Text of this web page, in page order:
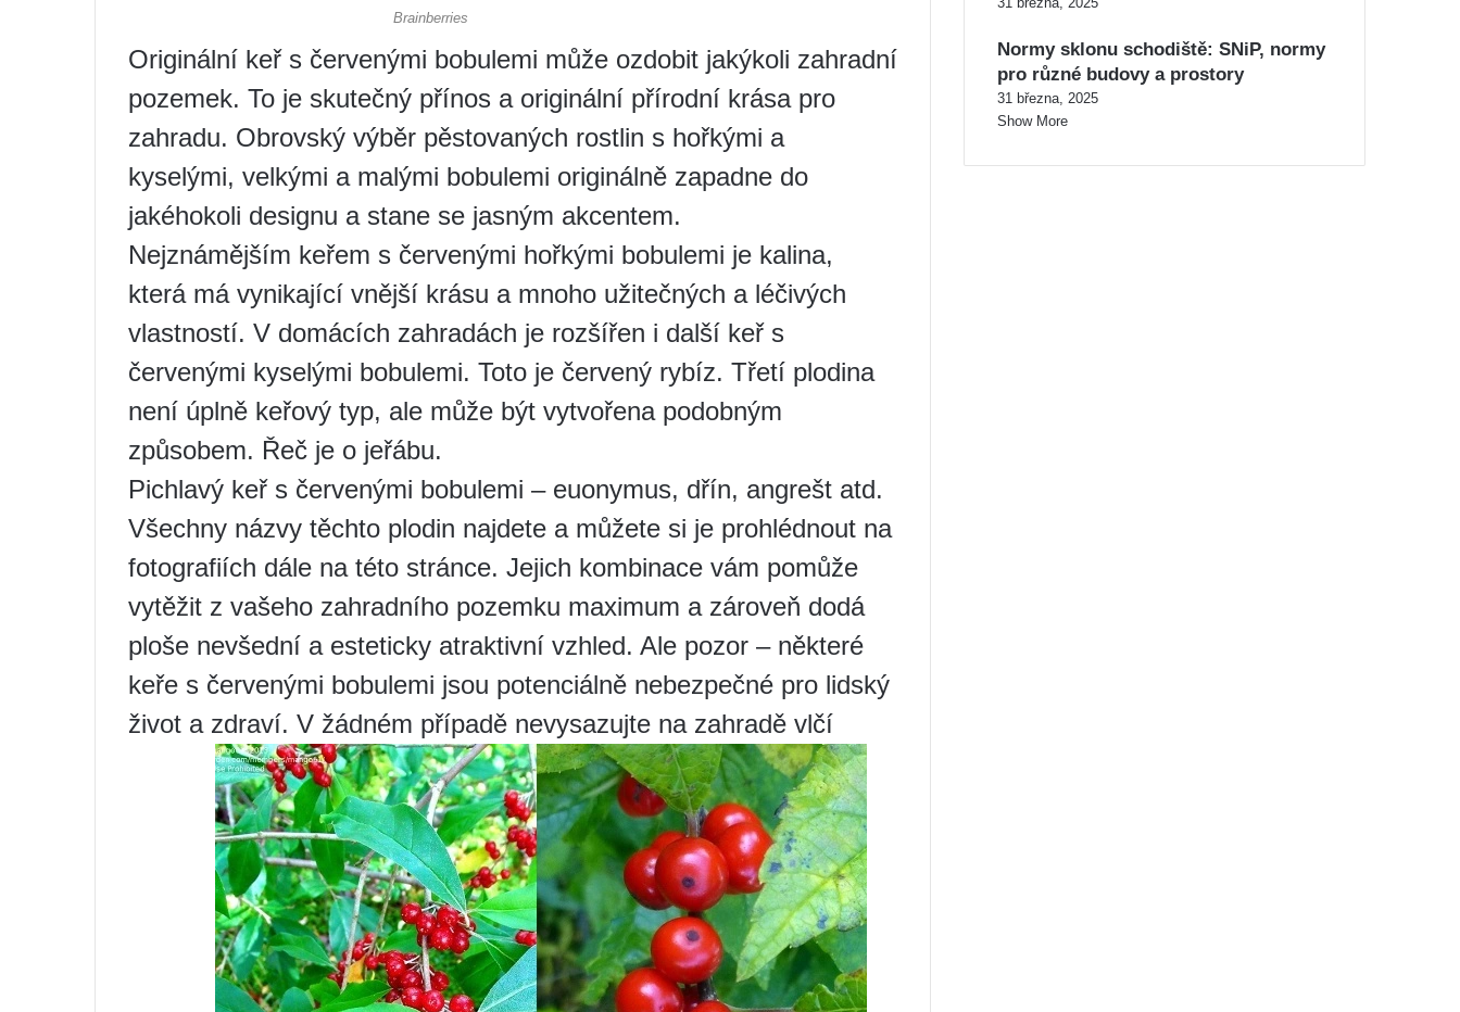
Originální keř s červenými bobulemi může ozdobit jakýkoli zahradní
pozemek. To je skutečný přínos a originální přírodní krása pro
zahradu. Obrovský výběr pěstovaných rostlin s hořkými a
kyselými, velkými a malými bobulemi originálně zapadne do
jakéhokoli designu a stane se jasným akcentem.
Nejznámějším keřem s červenými hořkými bobulemi je kalina,
která má vynikající vnější krásu a mnoho užitečných a léčivých
vlastností. V domácích zahradách je rozšířen i další keř s
červenými kyselými bobulemi. Toto je červený rybíz. Třetí plodina
není úplně keřový typ, ale může být vytvořena podobným
způsobem. Řeč je o jeřábu.
Pichlavý keř s červenými bobulemi – euonymus, dřín, angrešt atd.
Všechny názvy těchto plodin najdete a můžete si je prohlédnout na
fotografiích dále na této stránce. Jejich kombinace vám pomůže
vytěžit z vašeho zahradního pozemku maximum a zároveň dodá
ploše nevšední a esteticky atraktivní vzhled. Ale pozor – některé
keře s červenými bobulemi jsou potenciálně nebezpečné pro lidský
život a zdraví. V žádném případě nevysazujte na zahradě vlčí
Normy sklonu schodiště: SNiP, normy
pro různé budovy a prostory
31 března, 2025
Show More